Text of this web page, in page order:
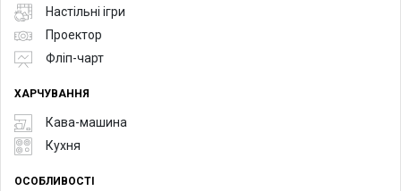
Настільні ігри
Проектор
Фліп-чарт
ХАРЧУВАННЯ
Кава-машина
Кухня
ОСОБЛИВОСТІ